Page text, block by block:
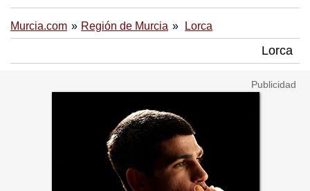
Murcia.com Región de Murcia Lorca
Lorca